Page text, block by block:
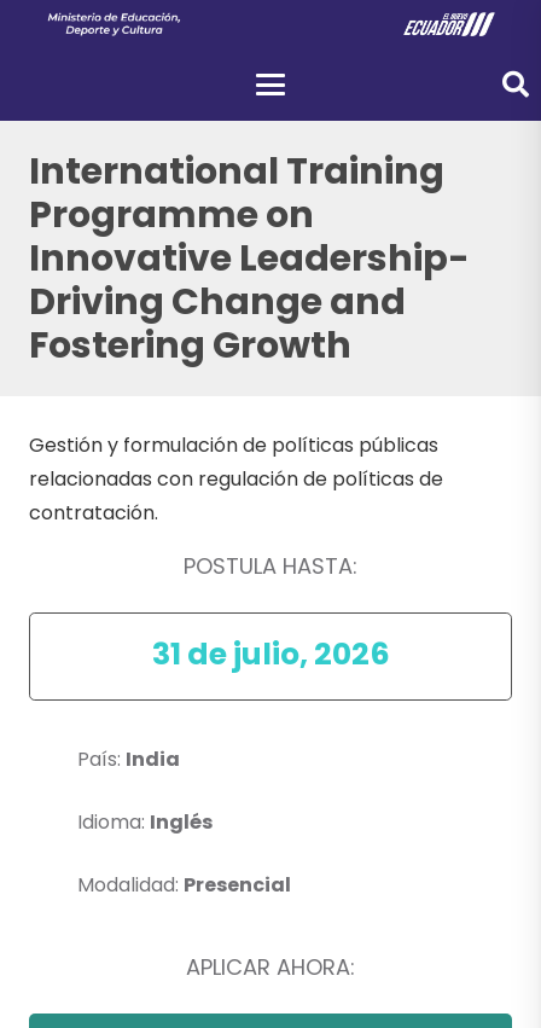
International Training
Programme on
Innovative Leadership-
Driving Change and
Fostering Growth
Gestión y formulación de políticas públicas
relacionadas con regulación de políticas de
contratación.
POSTULA HASTA:
31 de julio, 2026
País: India
Idioma: Inglés
Modalidad: Presencial
APLICAR AHORA: